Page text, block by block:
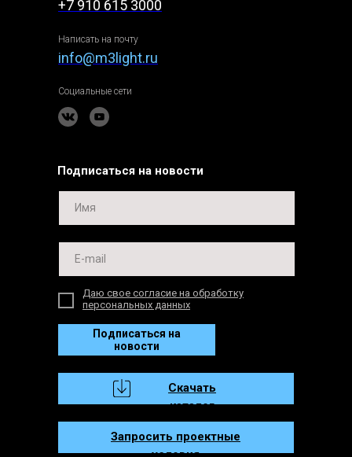
+7 910 615 3000
info@m3light.ru
Написать на почту
Социальные сети
Подписаться на новости
Подписаться на
новости
Даю свое согласие на обработку
персональных данных
Скачать
каталог
Запросить проектные